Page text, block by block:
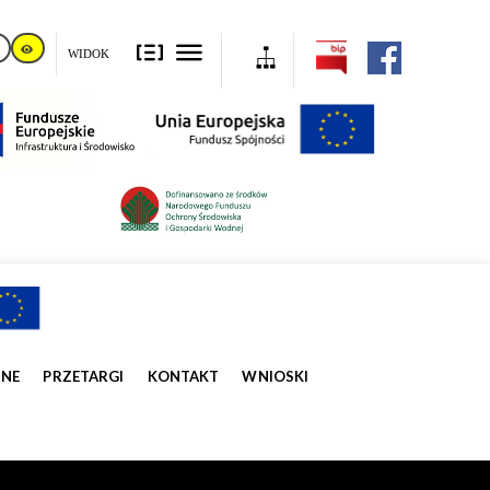
WIDOK
PRZETARGI KONTAKT WNIOSKI